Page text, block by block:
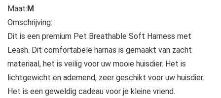
Maat:M
Omschrijving:
Dit is een premium Pet Breathable Soft Harness met
Leash. Dit comfortabele harnas is gemaakt van zacht
materiaal, het is veilig voor uw mooie huisdier. Het is
lichtgewicht en ademend, zeer geschikt voor uw huisdier.
Het is een geweldig cadeau voor je kleine vriend.